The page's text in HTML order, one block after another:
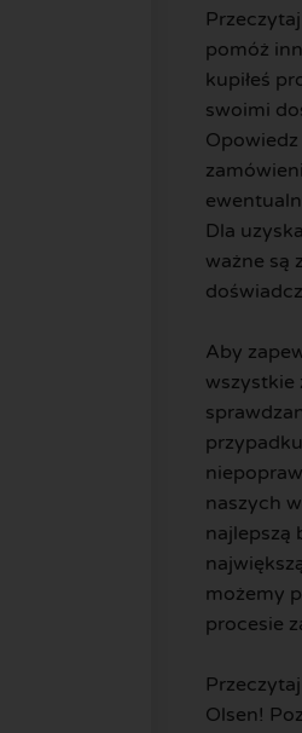
pomóż
kupiłeś
swoimi
Dla
ważne są
Aby
wszystkie
naszych
najlepszą
możemy
procesie
Olsen!